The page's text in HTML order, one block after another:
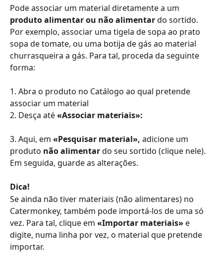
Pode associar um material diretamente a um
produto alimentar ou não alimentar do sortido.
Por exemplo, associar uma tigela de sopa ao prato
sopa de tomate, ou uma botija de gás ao material
churrasqueira a gás. Para tal, proceda da seguinte
forma:
1. Abra o produto no Catálogo ao qual pretende
associar um material
2. Desça até «Associar materiais»:
3. Aqui, em «Pesquisar material», adicione um
produto não alimentar do seu sortido (clique nele).
Em seguida, guarde as alterações.
Dica!
Se ainda não tiver materiais (não alimentares) no
Catermonkey, também pode importá-los de uma só
vez. Para tal, clique em «Importar materiais» e
digite, numa linha por vez, o material que pretende
importar.